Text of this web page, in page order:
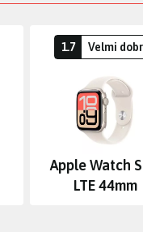
1.7 Velmi
Apple Watch
LTE 44mm